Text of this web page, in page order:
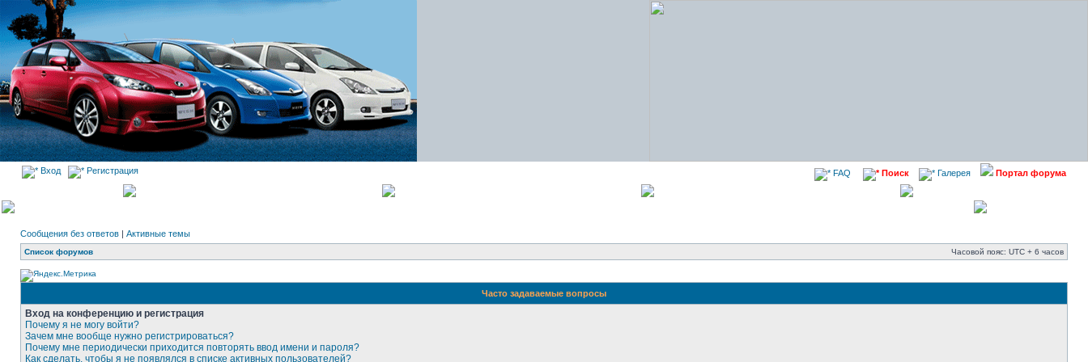
Вход Регистрация FAQ Поиск Галерея Портал форума
Сообщения без ответов | Активные темы
Список форумов Часовой пояс: UTC + 6 часов
Часто задаваемые вопросы
Вход на конференцию и регистрация
Почему я не могу войти?
Зачем мне вообще нужно регистрироваться?
Почему мне периодически приходится повторять ввод имени и пароля?
Как сделать, чтобы я не появлялся в списке активных пользователей?